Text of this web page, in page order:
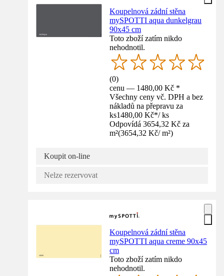
Koupelnová zádní stěna
mySPOTTI aqua dunkelgrau
90x45 cm
Toto zboží zatím nikdo
nehodnotil.
(0)
cenu — 1480,00 Kč *
Všechny ceny vč. DPH a bez
nákladů na přepravu za
ks1480,00 Kč*/ ks
Odpovídá 3654,32 Kč za
m²(3654,32 Kč/ m²)
Koupit on-line
Nelze rezervovat
Koupelnová zádní stěna
mySPOTTI aqua creme 90x45
cm
Toto zboží zatím nikdo
nehodnotil.